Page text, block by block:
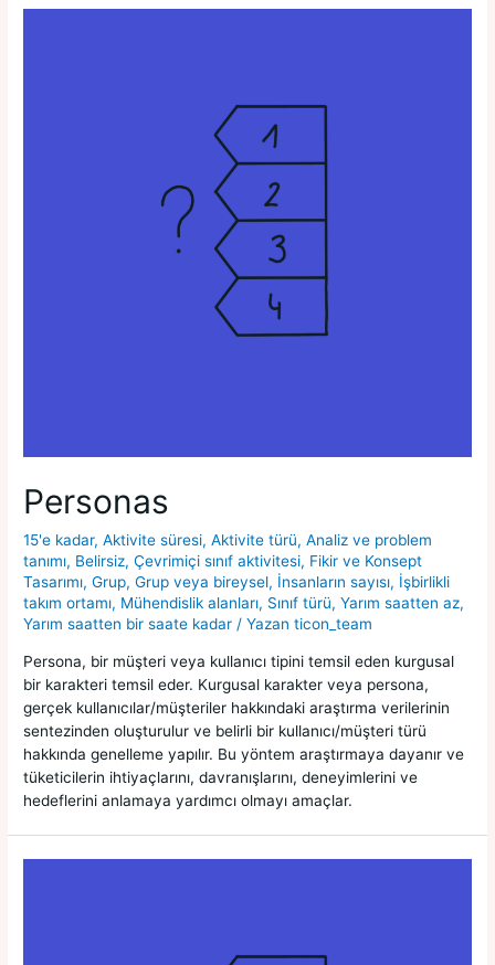
Personas
15'e kadar,Aktivite süresi,Aktivite türü,Analiz ve problem
tanımı, Belirsiz,Çevrimiçi sınıf aktivitesi, Fikir ve Konsept
Tasarımı,Grup,Grup veya bireysel, İnsanların sayısı, İşbirlikli
takım ortamı, Mühendislik alanları, Sınıf türü,Yarım saatten az,
Yarım saatten bir saate kadar / Yazan ticon_team
Persona, bir müşteri veya kullanıcı tipini temsil eden kurgusal
bir karakteri temsil eder. Kurgusal karakter veya persona,
gerçek kullanıcılar/müşteriler hakkındaki araştırma verilerinin
sentezinden oluşturulur ve belirli bir kullanıcı/müşteri türü
hakkında genelleme yapılır. Bu yöntem araştırmaya dayanır ve
tüketicilerin ihtiyaçlarını, davranışlarını, deneyimlerini ve
hedeflerini anlamaya yardımcı olmayı amaçlar.